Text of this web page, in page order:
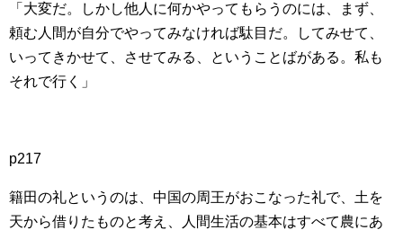
「大変だ。しかし他人に何かやってもらうのには、まず、
頼む人間が自分でやってみなければ駄目だ。してみせて、
いってきかせて、させてみる、ということばがある。私も
それで行く」
p217
籍田の礼というのは、中国の周王がおこなった礼で、土を
天から借りたものと考え、人間生活の基本はすべて農にあ